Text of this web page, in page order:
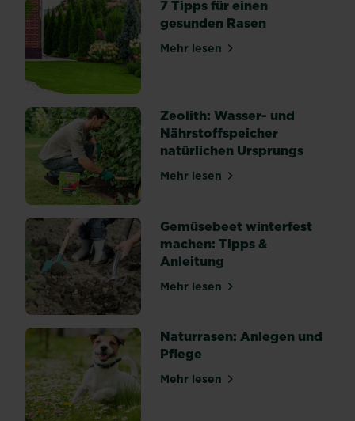
7 Tipps für einen
gesunden Rasen
Mehr lesenüber 7 Tipps für einen
Zeolith: Wasser- und
Nährstoffspeicher
natürlichen Ursprungs
Mehr lesenüber Zeolith: Wasser- und
Gemüsebeet winterfest
machen: Tipps &
Anleitung
Mehr lesenüber Gemüsebeet
Naturrasen: Anlegen und
Pflege
Mehr lesenüber Naturrasen: Anlegen